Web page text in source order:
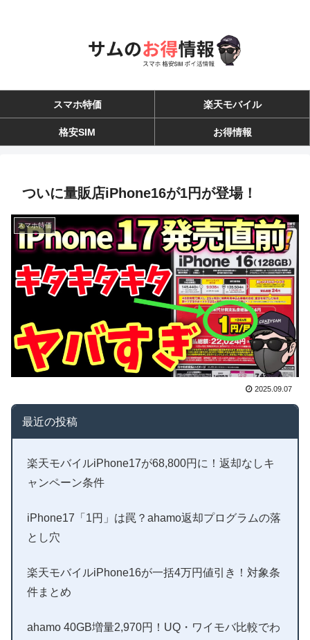
スマホ特価 楽天モバイル
格安SIM お得情報
ついに量販店iPhone16が1円が登場！
スマホ特価
2025.09.07
最近の投稿
楽天モバイルiPhone17が68,800円に！返却なしキ
ャンペーン条件
iPhone17「1円」は罠？ahamo返却プログラムの落
とし穴
楽天モバイルiPhone16が一括4万円値引き！対象条
件まとめ
ahamo 40GB増量2,970円！UQ・ワイモバ比較でわ